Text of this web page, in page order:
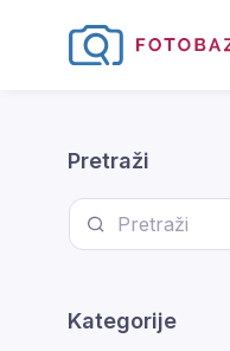
Pretraži
Kategorije